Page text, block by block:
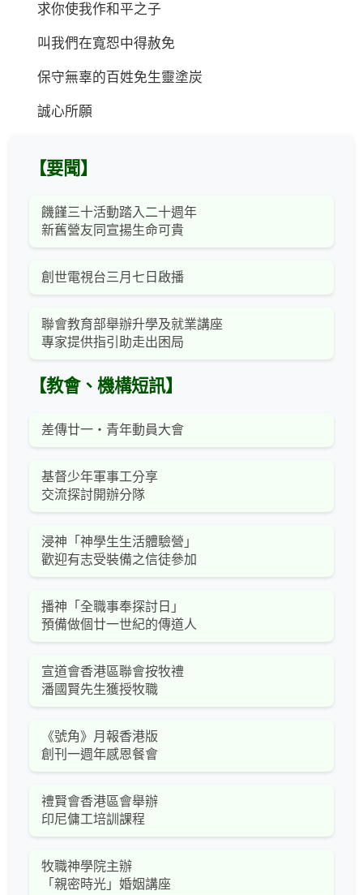
求你使我作和平之子
叫我們在寬恕中得赦免
保守無辜的百姓免生靈塗炭
誠心所願
【要聞】
饑饉三十活動踏入二十週年
新舊營友同宣揚生命可貴
創世電視台三月七日啟播
聯會教育部舉辦升學及就業講座
專家提供指引助走出困局
【教會、機構短訊】
差傳廿一‧青年動員大會
基督少年軍事工分享
交流探討開辦分隊
浸神「神學生生活體驗營」
歡迎有志受裝備之信徒參加
播神「全職事奉探討日」
預備做個廿一世紀的傳道人
宣道會香港區聯會按牧禮
潘國賢先生獲授牧職
《號角》月報香港版
創刊一週年感恩餐會
禮賢會香港區會舉辦
印尼傭工培訓課程
牧職神學院主辦
「親密時光」婚姻講座